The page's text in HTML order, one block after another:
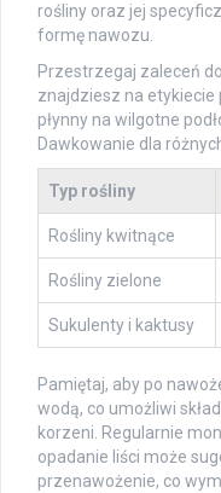
rośliny oraz jej
formę nawozu.
Przestrzegaj zaleceń
znajdziesz na
płynny na wilgotne
Dawkowanie dla
Typ rośliny
Rośliny kwitnące
Rośliny zielone
Sukulenty i kaktusy
Pamiętaj, aby po
wodą, co umożliwi
korzeni. Regularnie
opadanie liści może
przenawożenie, co